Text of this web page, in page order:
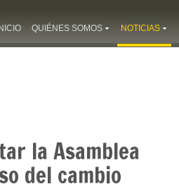
INICIO QUIÉNES SOMOS NOTICIAS
la Asamblea
del cambio